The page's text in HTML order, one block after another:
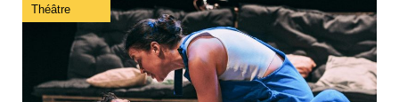
Théâtre